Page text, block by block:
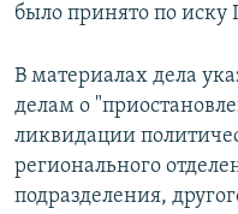
было принято по иску
В материалах дела
делам о
ликвидации
регионального
подразделения,